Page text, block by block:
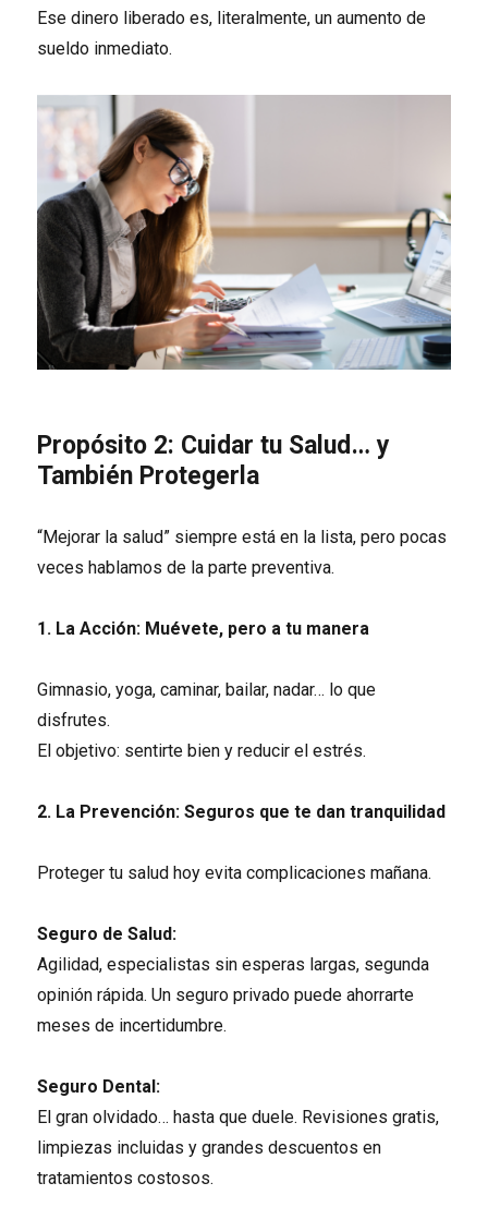
Ese dinero liberado es, literalmente, un aumento de
sueldo inmediato.
Propósito 2: Cuidar tu Salud… y
También Protegerla
“Mejorar la salud” siempre está en la lista, pero pocas
veces hablamos de la parte preventiva.
1. La Acción: Muévete, pero a tu manera
Gimnasio, yoga, caminar, bailar, nadar… lo que
disfrutes.
El objetivo: sentirte bien y reducir el estrés.
2. La Prevención: Seguros que te dan tranquilidad
Proteger tu salud hoy evita complicaciones mañana.
Seguro de Salud:
Agilidad, especialistas sin esperas largas, segunda
opinión rápida. Un seguro privado puede ahorrarte
meses de incertidumbre.
Seguro Dental:
El gran olvidado… hasta que duele. Revisiones gratis,
limpiezas incluidas y grandes descuentos en
tratamientos costosos.